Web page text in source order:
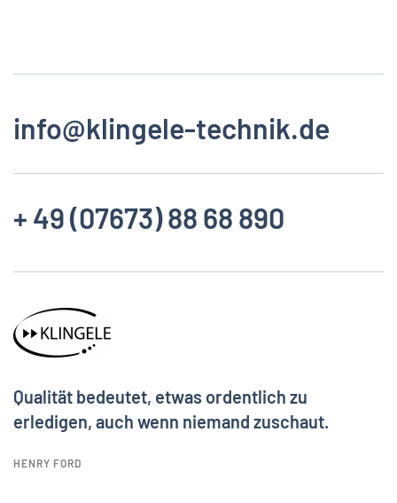
info@klingele-technik.de
+ 49 (07673) 88 68 890
Qualität bedeutet, etwas ordentlich zu
erledigen, auch wenn niemand zuschaut.
HENRY FORD